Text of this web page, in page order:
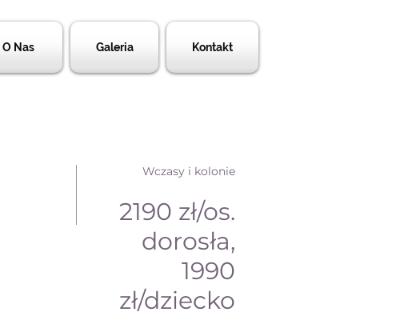
O Nas Galeria Kontakt
Wczasy i kolonie
2190 zł/os.
dorosła,
1990
zł/dziecko